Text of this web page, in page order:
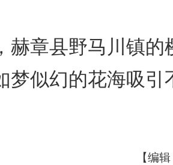
章县野马川镇的
梦似幻的花海吸引
【编